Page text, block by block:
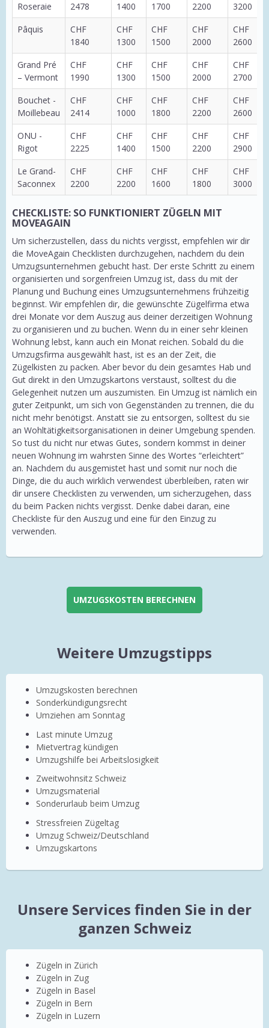
Roseraie 2478 1400 1700 2200
3200
Pâquis
CHF
1840
CHF
1300
CHF
1500
CHF
2000
CHF
2600
Grand Pré
– Vermont
CHF
1990
CHF
1300
CHF
1500
CHF
2000
CHF
2700
Bouchet -
Moillebeau
CHF
2414
CHF
1000
CHF
1800
CHF
2200
CHF
2600
ONU -
Rigot
CHF
2225
CHF
1400
CHF
1500
CHF
2200
CHF
2900
Le Grand-
Saconnex
CHF
2200
CHF
2200
CHF
1600
CHF
1800
CHF
3000
CHECKLISTE: SO FUNKTIONIERT ZÜGELN MIT
MOVEAGAIN
Um sicherzustellen, dass du nichts vergisst, empfehlen wir dir
die MoveAgain Checklisten durchzugehen, nachdem du dein
Umzugsunternehmen gebucht hast. Der erste Schritt zu einem
organisierten und sorgenfreien Umzug ist, dass du mit der
Planung und Buchung eines Umzugsunternehmens frühzeitig
beginnst. Wir empfehlen dir, die gewünschte Zügelfirma etwa
drei Monate vor dem Auszug aus deiner derzeitigen Wohnung
zu organisieren und zu buchen. Wenn du in einer sehr kleinen
Wohnung lebst, kann auch ein Monat reichen. Sobald du die
Umzugsfirma ausgewählt hast, ist es an der Zeit, die
Zügelkisten zu packen. Aber bevor du dein gesamtes Hab und
Gut direkt in den Umzugskartons verstaust, solltest du die
Gelegenheit nutzen um auszumisten. Ein Umzug ist nämlich ein
guter Zeitpunkt, um sich von Gegenständen zu trennen, die du
nicht mehr benötigst. Anstatt sie zu entsorgen, solltest du sie
an Wohltätigkeitsorganisationen in deiner Umgebung spenden.
So tust du nicht nur etwas Gutes, sondern kommst in deiner
neuen Wohnung im wahrsten Sinne des Wortes “erleichtert”
an. Nachdem du ausgemistet hast und somit nur noch die
Dinge, die du auch wirklich verwendest überbleiben, raten wir
dir unsere Checklisten zu verwenden, um sicherzugehen, dass
du beim Packen nichts vergisst. Denke dabei daran, eine
Checkliste für den Auszug und eine für den Einzug zu
verwenden.
UMZUGSKOSTEN BERECHNEN
Weitere Umzugstipps
Umzugskosten berechnen
Sonderkündigungsrecht
Umziehen am Sonntag
Last minute Umzug
Mietvertrag kündigen
Umzugshilfe bei Arbeitslosigkeit
Zweitwohnsitz Schweiz
Umzugsmaterial
Sonderurlaub beim Umzug
Stressfreien Zügeltag
Umzug Schweiz/Deutschland
Umzugskartons
Unsere Services finden Sie in der
ganzen Schweiz
Zügeln in Zürich
Zügeln in Zug
Zügeln in Basel
Zügeln in Bern
Zügeln in Luzern